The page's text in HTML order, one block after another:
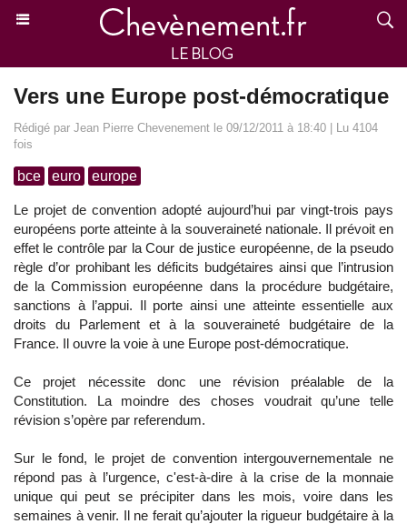
Vers une Europe post-démocratique
Rédigé par Jean Pierre Chevenement le 09/12/2011 à 18:40 | Lu 4104
fois
bce euro europe
Le projet de convention adopté aujourd’hui par vingt-trois pays
européens porte atteinte à la souveraineté nationale. Il prévoit en
effet le contrôle par la Cour de justice européenne, de la pseudo
règle d’or prohibant les déficits budgétaires ainsi que l’intrusion
de la Commission européenne dans la procédure budgétaire,
sanctions à l’appui. Il porte ainsi une atteinte essentielle aux
droits du Parlement et à la souveraineté budgétaire de la
France. Il ouvre la voie à une Europe post-démocratique.
Ce projet nécessite donc une révision préalable de la
Constitution. La moindre des choses voudrait qu’une telle
révision s’opère par referendum.
Sur le fond, le projet de convention intergouvernementale ne
répond pas à l’urgence, c'est-à-dire à la crise de la monnaie
unique qui peut se précipiter dans les mois, voire dans les
semaines à venir. Il ne ferait qu’ajouter la rigueur budgétaire à la